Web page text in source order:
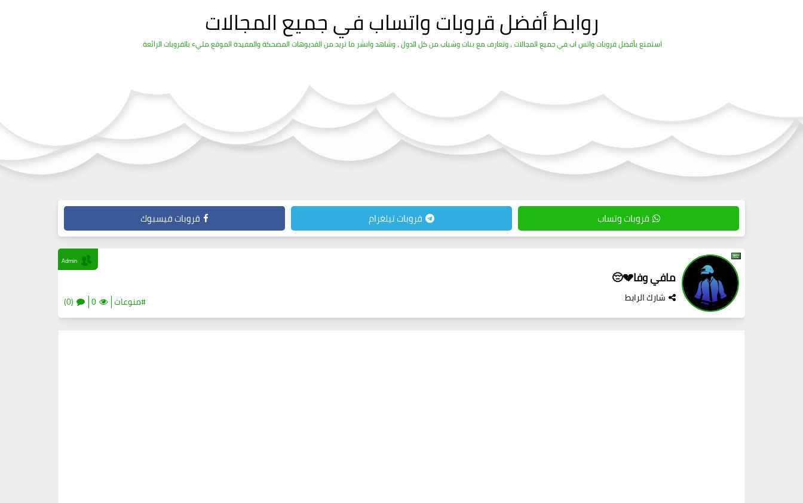
روابط أفضل قروبات واتساب في جميع المجالات
استمتع بأفضل قروبات واتس اب في جميع المجالات ، وتعارف مع بنات وشباب من كل الدول ، وشاهد وانشر ما تريد من الفديوهات المضحكة والمفيدة الموقع مليء بالقروبات الرائعة.
قروبات وتساب قروبات تيلغرام قروبات فيسبوك
مافي وفا💔😔
شارك الرابط #منوعات 0
(0)
Admin